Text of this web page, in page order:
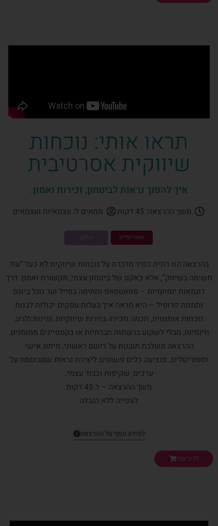
תראו אותי: נוכחות
שיווקית אסרטיבית
איך להפוך נראות לביטחון, זכירות ואמון.
משך ההרצאה: 45 דקות מתאים ל: עצמאיות ועצמאים
בהרצאה הזו רונית כפיר מדברת על נוכחות שיווקית לא כעל “עוד
משימה בשיווק”, אלא כאקט של ביטחון עצמי, תקשורת ואמון. דרך
דוגמאות יומיומיות – מוואטסאפ וחתימה במייל ועד גוגל ביזנס
ותמונת פרופיל – היא מראה איך בעלות עסקים יכולות לבנות
נוכחות אותנטית, חכמה וזכירה בזירות שיווקיות זמינות ולרוב
חינמיות, מבלי לשקוע ברשתות חברתיות או בקמפיינים ממומנים.
ההרצאה משלבת תובנות על רושם ראשוני, מיתוג אישי
וסטוריטלינג, ומציעה כלים פשוטים ליצירת נראות שמבוססת על
ערכים, שקיפות וכבוד עצמי.
משך ההרצאה – כ 45 דקות
לצפייה ללא הגבלה
למידע נוסף על ההרצאה
לרכישה